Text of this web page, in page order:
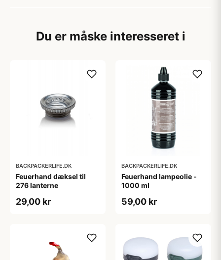
Du er måske interesseret i
BACKPACKERLIFE.DK
Feuerhand dæksel til
276 lanterne
29,00 kr
BACKPACKERLIFE.DK
Feuerhand lampeolie -
1000 ml
59,00 kr